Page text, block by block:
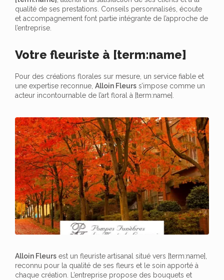
qualité de ses prestations. Conseils personnalisés, écoute
et accompagnement font partie intégrante de l’approche de
l’entreprise.
Votre fleuriste à [term:name]
Pour des créations florales sur mesure, un service fiable et
une expertise reconnue, Alloin Fleurs s’impose comme un
acteur incontournable de l’art floral à [term:name].
Alloin Fleurs est un fleuriste artisanal situé vers [term:name],
reconnu pour la qualité de ses fleurs et le soin apporté à
chaque création. L’entreprise propose des bouquets et